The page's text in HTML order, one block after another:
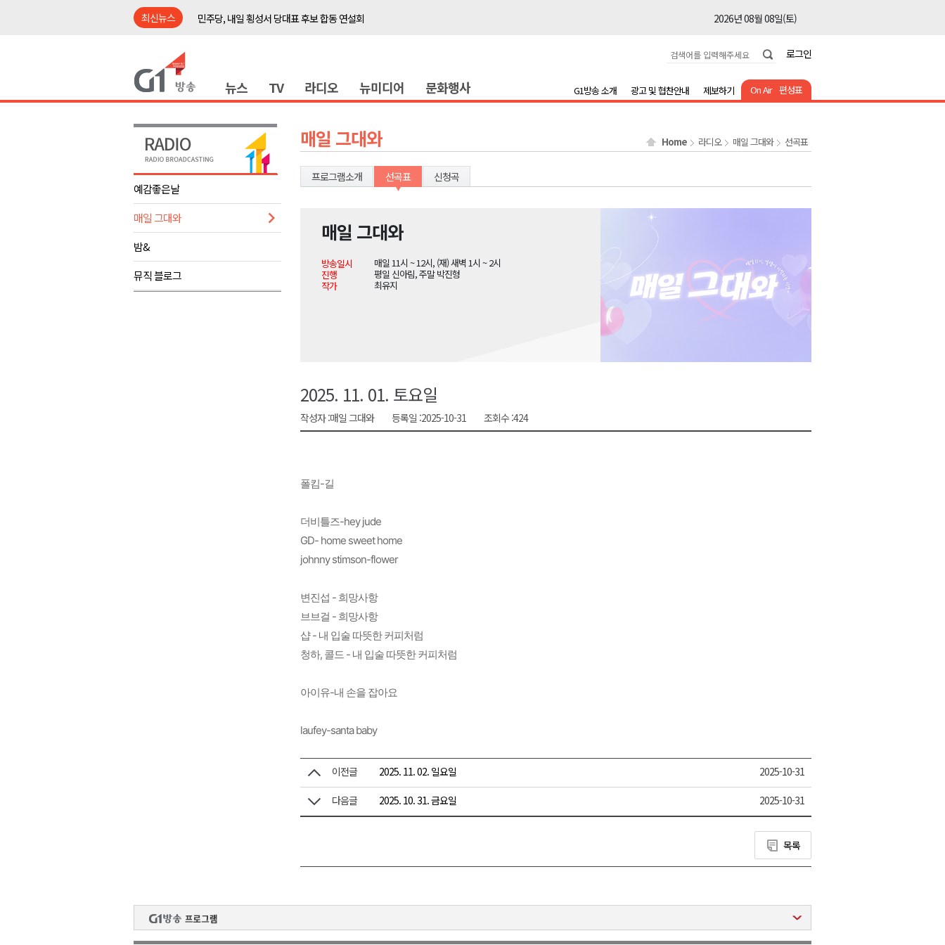
최신뉴스
민주당, 내일 횡성서 당대표 후보 합동 연설회
2026년 08월 08일(토)
2026년 08월 08일(토)
춘천시립 '장애아동전담어린이집' 개원
2026년 08월 08일(토)
양양군, 21일까지 '초등학생 틈새 돌봄' 시행
강원개발공사, 공기업 평가 2년 연속 '다'등급
2026년 08월 08일(토)
도-시군 첫 간담회..우상호 "하나된 공동체"
동해안 폭우..도로 잠기고 고립
민주당, 내일 횡성서 당대표 후보 합동 연설회
철원 백마고지역~월정리역 경원선 복원 재개
2026년 08월 08일(토)
어젯밤 원주 아파트 정전..천 백여세대 불편
2026년 08월 08일(토)
2026년 08월 08일(토)
도-시군 첫 간담회..우상호 "하나된 공동체"
이 대통령, 사북·납북귀환어부 국가폭력 사과
로그인
뉴스 TV 라디오 뉴미디어 문화행사 On Air 편성표
G1방송 소개 광고 및 협찬안내 제보하기
예감좋은날
매일 그대와
밤&
뮤직 블로그
매일 그대와 Home 라디오 매일 그대와 선곡표
프로그램소개 선곡표 신청곡
매일 그대와
방송일시
매일 11시 ~ 12시, (재) 새벽 1시 ~ 2시
진행
평일 신아림, 주말 박진형
작가
최유지
2025. 11. 01. 토요일
작성자 :매일 그대와 등록일 :2025-10-31 조회수 :424
폴킴-길
더비틀즈-hey jude
GD- home sweet home
johnny stimson-flower
변진섭 - 희망사항
브브걸 - 희망사항
샵 - 내 입술 따뜻한 커피처럼
청하, 콜드 - 내 입술 따뜻한 커피처럼
아이유-내 손을 잡아요
laufey-santa baby
이전글 2025. 11. 02. 일요일 2025-10-31
다음글 2025. 10. 31. 금요일 2025-10-31
목록